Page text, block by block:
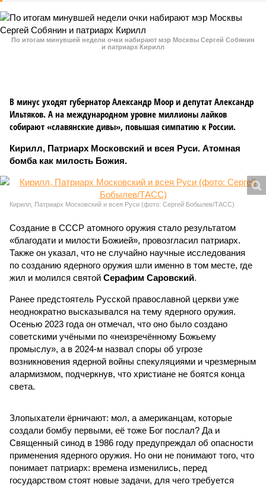
По итогам минувшей недели очки набирают мэр Москвы Сергей Собянин
и патриарх Кирилл
В минус уходят губернатор Александр Моор и депутат Александр
Ильтяков. А на международном уровне миллионы лайков
собирают «славянские дивы», повышая симпатию к России.
Кирилл, Патриарх Московский и всея Руси. Атомная
бомба как милость Божия.
Кирилл, Патриарх Московский и всея Руси (фото: Сергей Бобылев/ТАСС)
Создание в СССР атомного оружия стало результатом
«благодати и милости Божией», провозгласил патриарх.
Также он указал, что не случайно научные исследования
по созданию ядерного оружия шли именно в том месте, где
жил и молился святой Серафим Саровский.
Ранее предстоятель Русской православной церкви уже
неоднократно высказывался на тему ядерного оружия.
Осенью 2023 года он отмечал, что оно было создано
советскими учёными по «неизречённому Божьему
промыслу», а в 2024-м назвал споры об угрозе
возникновения ядерной войны спекуляциями и чрезмерным
алармизмом, подчеркнув, что христиане не боятся конца
света.
Злопыхатели ёрничают: мол, а американцам, которые
создали бомбу первыми, её тоже Бог послал? Да и
Священный синод в 1986 году предупреждал об опасности
применения ядерного оружия. Но они не понимают того, что
понимает патриарх: времена изменились, перед
государством стоят новые задачи, для чего требуется